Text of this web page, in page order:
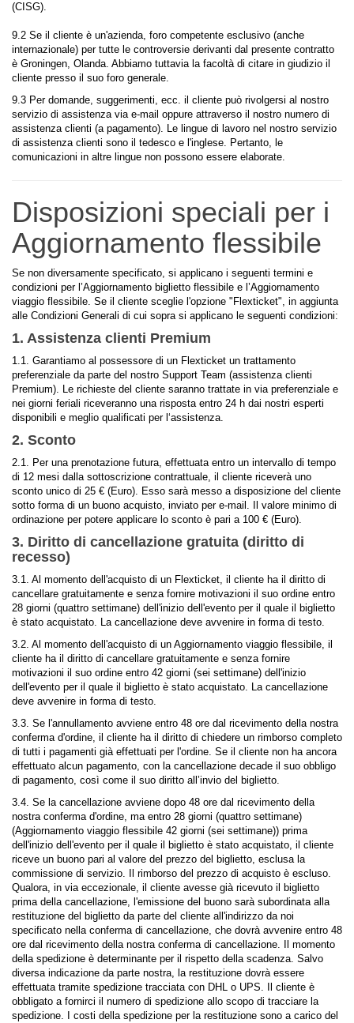
(CISG).
9.2 Se il cliente è un'azienda, foro competente esclusivo (anche
internazionale) per tutte le controversie derivanti dal presente contratto
è Groningen, Olanda. Abbiamo tuttavia la facoltà di citare in giudizio il
cliente presso il suo foro generale.
9.3 Per domande, suggerimenti, ecc. il cliente può rivolgersi al nostro
servizio di assistenza via e-mail oppure attraverso il nostro numero di
assistenza clienti (a pagamento). Le lingue di lavoro nel nostro servizio
di assistenza clienti sono il tedesco e l'inglese. Pertanto, le
comunicazioni in altre lingue non possono essere elaborate.
Disposizioni speciali per i
Aggiornamento flessibile
Se non diversamente specificato, si applicano i seguenti termini e
condizioni per l’Aggiornamento biglietto flessibile e l’Aggiornamento
viaggio flessibile. Se il cliente sceglie l'opzione "Flexticket", in aggiunta
alle Condizioni Generali di cui sopra si applicano le seguenti condizioni:
1. Assistenza clienti Premium
1.1. Garantiamo al possessore di un Flexticket un trattamento
preferenziale da parte del nostro Support Team (assistenza clienti
Premium). Le richieste del cliente saranno trattate in via preferenziale e
nei giorni feriali riceveranno una risposta entro 24 h dai nostri esperti
disponibili e meglio qualificati per l‘assistenza.
2. Sconto
2.1. Per una prenotazione futura, effettuata entro un intervallo di tempo
di 12 mesi dalla sottoscrizione contrattuale, il cliente riceverà uno
sconto unico di 25 € (Euro). Esso sarà messo a disposizione del cliente
sotto forma di un buono acquisto, inviato per e-mail. Il valore minimo di
ordinazione per potere applicare lo sconto è pari a 100 € (Euro).
3. Diritto di cancellazione gratuita (diritto di
recesso)
3.1. Al momento dell'acquisto di un Flexticket, il cliente ha il diritto di
cancellare gratuitamente e senza fornire motivazioni il suo ordine entro
28 giorni (quattro settimane) dell'inizio dell'evento per il quale il biglietto
è stato acquistato. La cancellazione deve avvenire in forma di testo.
3.2. Al momento dell'acquisto di un Aggiornamento viaggio flessibile, il
cliente ha il diritto di cancellare gratuitamente e senza fornire
motivazioni il suo ordine entro 42 giorni (sei settimane) dell'inizio
dell'evento per il quale il biglietto è stato acquistato. La cancellazione
deve avvenire in forma di testo.
3.3. Se l'annullamento avviene entro 48 ore dal ricevimento della nostra
conferma d'ordine, il cliente ha il diritto di chiedere un rimborso completo
di tutti i pagamenti già effettuati per l'ordine. Se il cliente non ha ancora
effettuato alcun pagamento, con la cancellazione decade il suo obbligo
di pagamento, così come il suo diritto all’invio del biglietto.
3.4. Se la cancellazione avviene dopo 48 ore dal ricevimento della
nostra conferma d'ordine, ma entro 28 giorni (quattro settimane)
(Aggiornamento viaggio flessibile 42 giorni (sei settimane)) prima
dell'inizio dell'evento per il quale il biglietto è stato acquistato, il cliente
riceve un buono pari al valore del prezzo del biglietto, esclusa la
commissione di servizio. Il rimborso del prezzo di acquisto è escluso.
Qualora, in via eccezionale, il cliente avesse già ricevuto il biglietto
prima della cancellazione, l'emissione del buono sarà subordinata alla
restituzione del biglietto da parte del cliente all'indirizzo da noi
specificato nella conferma di cancellazione, che dovrà avvenire entro 48
ore dal ricevimento della nostra conferma di cancellazione. Il momento
della spedizione è determinante per il rispetto della scadenza. Salvo
diversa indicazione da parte nostra, la restituzione dovrà essere
effettuata tramite spedizione tracciata con DHL o UPS. Il cliente è
obbligato a fornirci il numero di spedizione allo scopo di tracciare la
spedizione. I costi della spedizione per la restituzione sono a carico del